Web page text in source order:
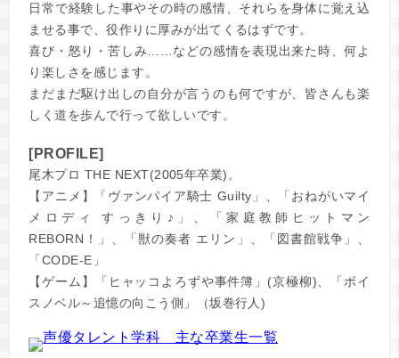
日常で経験した事やその時の感情、それらを身体に覚え込
ませる事で、役作りに厚みが出てくるはずです。
喜び・怒り・苦しみ……などの感情を表現出来た時、何よ
り楽しさを感じます。
まだまだ駆け出しの自分が言うのも何ですが、皆さんも楽
しく道を歩んで行って欲しいです。
[PROFILE]
尾木プロ THE NEXT(2005年卒業)。
【アニメ】「ヴァンパイア騎士 Guilty」、「おねがいマイ
メロディ すっきり♪」、「家庭教師ヒットマン
REBORN！」、「獣の奏者 エリン」、「図書館戦争」、
「CODE-E」
【ゲーム】「ヒャッコよろずや事件簿」(京極柳)、「ボイ
スノベル～追憶の向こう側」（坂巻行人)